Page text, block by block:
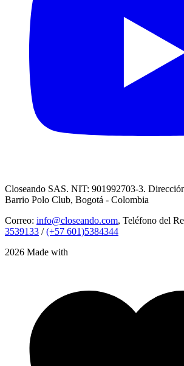
Closeando SAS. NIT: 901992703-3.
Barrio Polo Club, Bogotá - Colombia
Correo: info@closeando.com, Teléfono del
3539133 /(+57 601)5384344
2026 Made with